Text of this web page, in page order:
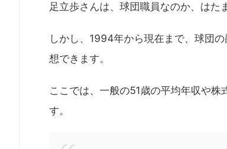
足立歩さんは、球団職員なのか、はた
しかし、1994年から現在まで、球団
想できます。
ここでは、一般の51歳の平均年収や
す。